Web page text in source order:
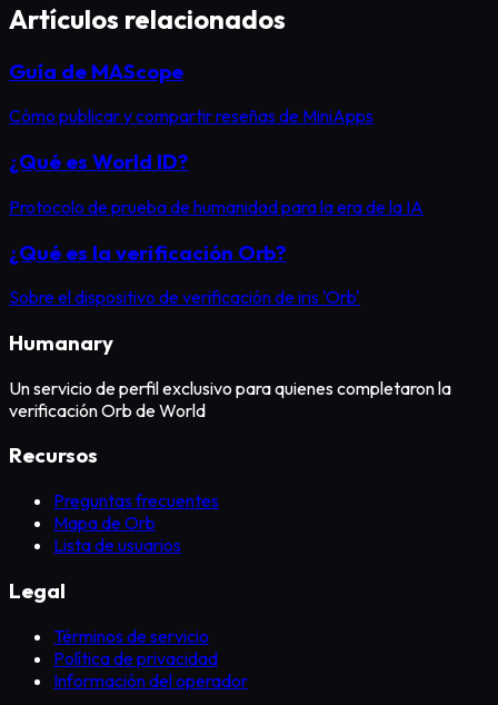
Artículos relacionados
Guía de MAScope
Cómo publicar y compartir reseñas de MiniApps
¿Qué es World ID?
Protocolo de prueba de humanidad para la era de la IA
¿Qué es la verificación Orb?
Sobre el dispositivo de verificación de iris 'Orb'
Humanary
Un servicio de perfil exclusivo para quienes completaron la
verificación Orb de World
Recursos
Preguntas frecuentes
Mapa de Orb
Lista de usuarios
Legal
Términos de servicio
Política de privacidad
Información del operador